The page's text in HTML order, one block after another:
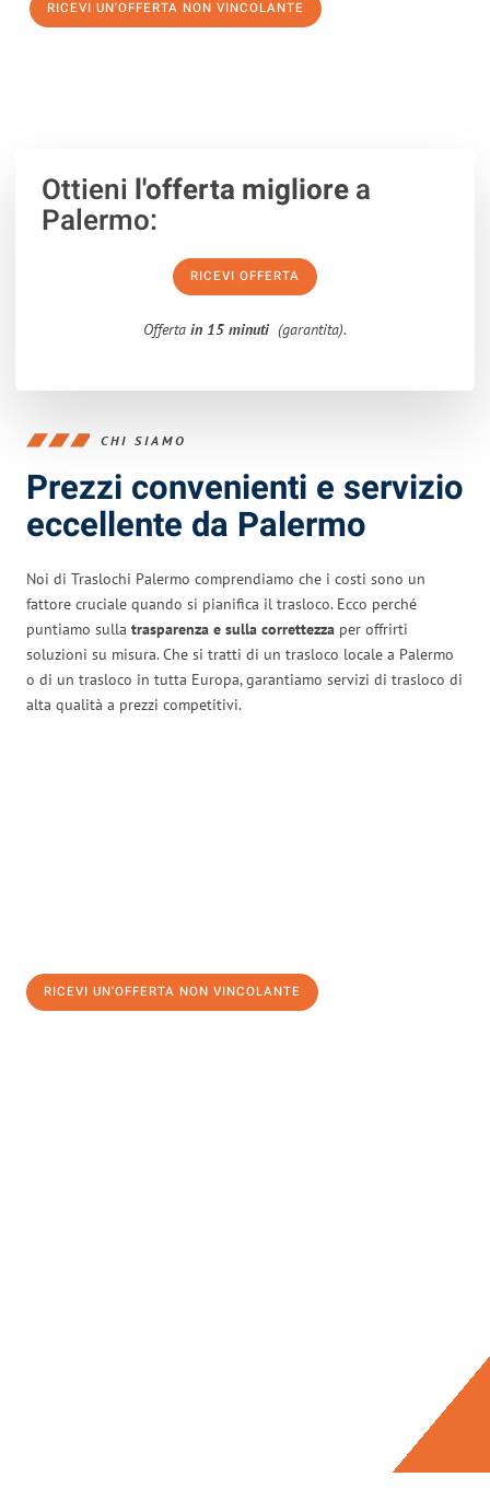
RICEVI UN'OFFERTA NON VINCOLANTE
Ottieni l'offerta migliorea
Palermo:
RICEVI OFFERTA
Offerta in 15 minuti (garantita).
CHI SIAMO
Prezzi convenienti e servizio
eccellente da Palermo
Noi di Traslochi Palermo comprendiamo che i costi sono un
fattore cruciale quando si pianifica il trasloco. Ecco perché
puntiamo sulla trasparenza e sulla correttezza per offrirti
soluzioni su misura. Che si tratti di un trasloco locale a Palermo
o di un trasloco in tutta Europa, garantiamo servizi di trasloco di
alta qualità a prezzi competitivi.
RICEVI UN'OFFERTA NON VINCOLANTE